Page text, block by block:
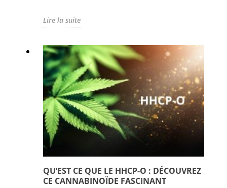
Lire la suite
QU’EST CE QUE LE HHCP-O : DÉCOUVREZ
CE CANNABINOÏDE FASCINANT